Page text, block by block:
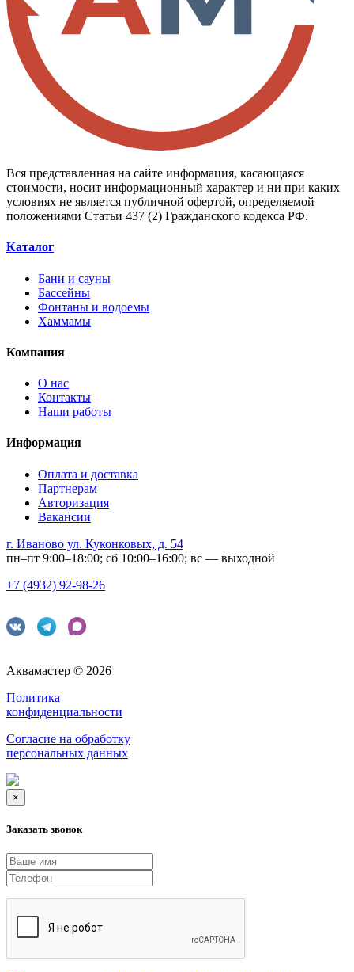
Вся представленная на сайте информация, касающаяся
стоимости, носит информационный характер и ни при каких
условиях не является публичной офертой, определяемой
положениями Статьи 437 (2) Гражданского кодекса РФ.
Каталог
Бани и сауны
Бассейны
Фонтаны и водоемы
Хаммамы
Компания
О нас
Контакты
Наши работы
Информация
Оплата и доставка
Партнерам
Авторизация
Вакансии
г. Иваново ул. Куконковых, д. 54
пн–пт 9:00–18:00; сб 10:00–16:00; вс — выходной
+7 (4932) 92-98-26
Аквамастер © 2026
Политика
конфиденциальности
Согласие на обработку
персональных данных
×
Заказать звонок